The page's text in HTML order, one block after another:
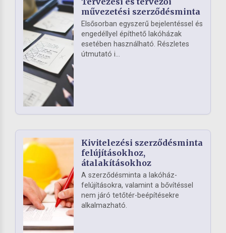
művezetési szerződésminta
Elsősorban egyszerű bejelentéssel és
engedéllyel építhető lakóházak
esetében használható. Részletes
útmutató i...
Kivitelezési szerződésminta
felújításokhoz,
átalakításokhoz
A szerződésminta a lakóház-
felújításokra, valamint a bővítéssel
nem járó tetőtér-beépítésekre
alkalmazható.